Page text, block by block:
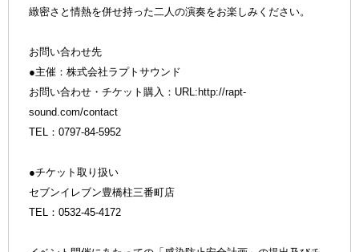
緻密さと情熱を併せ持った二人の演奏をお楽しみください。
お問い合わせ先
●主催：株式会社ラプトサウンド
お問い合わせ・チケット購入：URL:http://rapt-
sound.com/contact
TEL：0797-84-5952
●チケット取り扱い
セブンイレブン豊橋柱三番町店
TEL：0532-45-4172